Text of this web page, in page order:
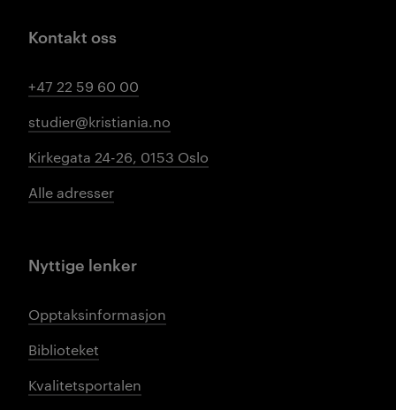
Kontakt oss
+47 22 59 60 00
studier@kristiania.no
Kirkegata 24-26, 0153 Oslo
Alle adresser
Nyttige lenker
Opptaksinformasjon
Biblioteket
Kvalitetsportalen